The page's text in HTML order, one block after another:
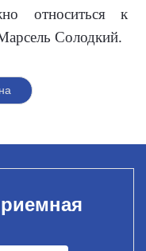
относиться к
Солодкий.